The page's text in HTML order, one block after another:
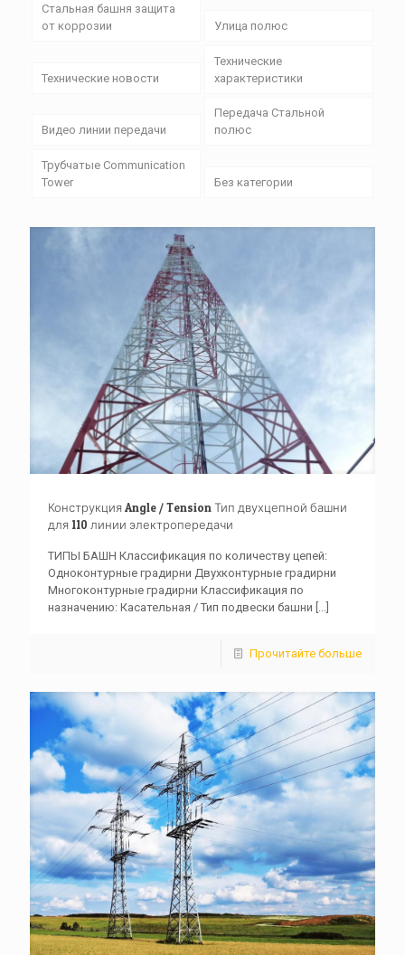
Стальная башня защита
от коррозии
Улица полюс
Технические новости
Технические
характеристики
Видео линии передачи
Передача Стальной
полюс
Трубчатые Communication
Tower
Без категории
Конструкция Angle / Tension Тип двухцепной башни
для 110 линии электропередачи
ТИПЫ БАШН Классификация по количеству цепей:
Одноконтурные градирни Двухконтурные градирни
Многоконтурные градирни Классификация по
назначению: Касательная / Тип подвески башни [...]
Прочитайте больше